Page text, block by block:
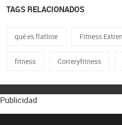
TAGS RELACIONADOS
qué es flatline Fitness
fitness Correryfitness
Publicidad